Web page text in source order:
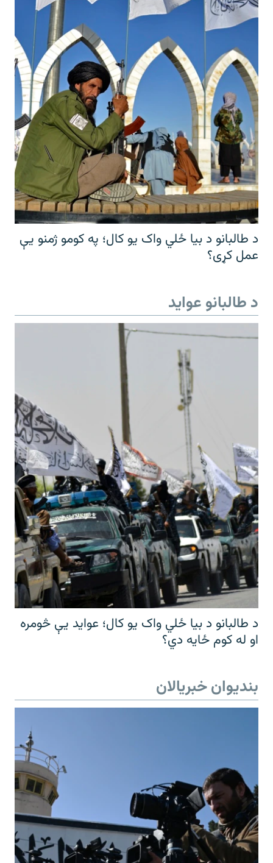
د طالبانو د بیا ځلي واک یو کال؛ په کومو ژمنو یې
عمل کړی؟
د طالبانو عواید
د طالبانو د بیا ځلي واک یو کال؛ عواید یې څومره
او له کوم ځایه دي؟
بندیوان خبریالان